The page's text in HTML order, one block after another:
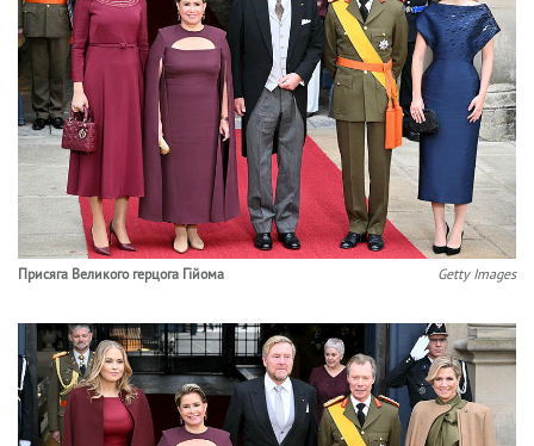
Присяга Великого герцога Гійома Getty Images